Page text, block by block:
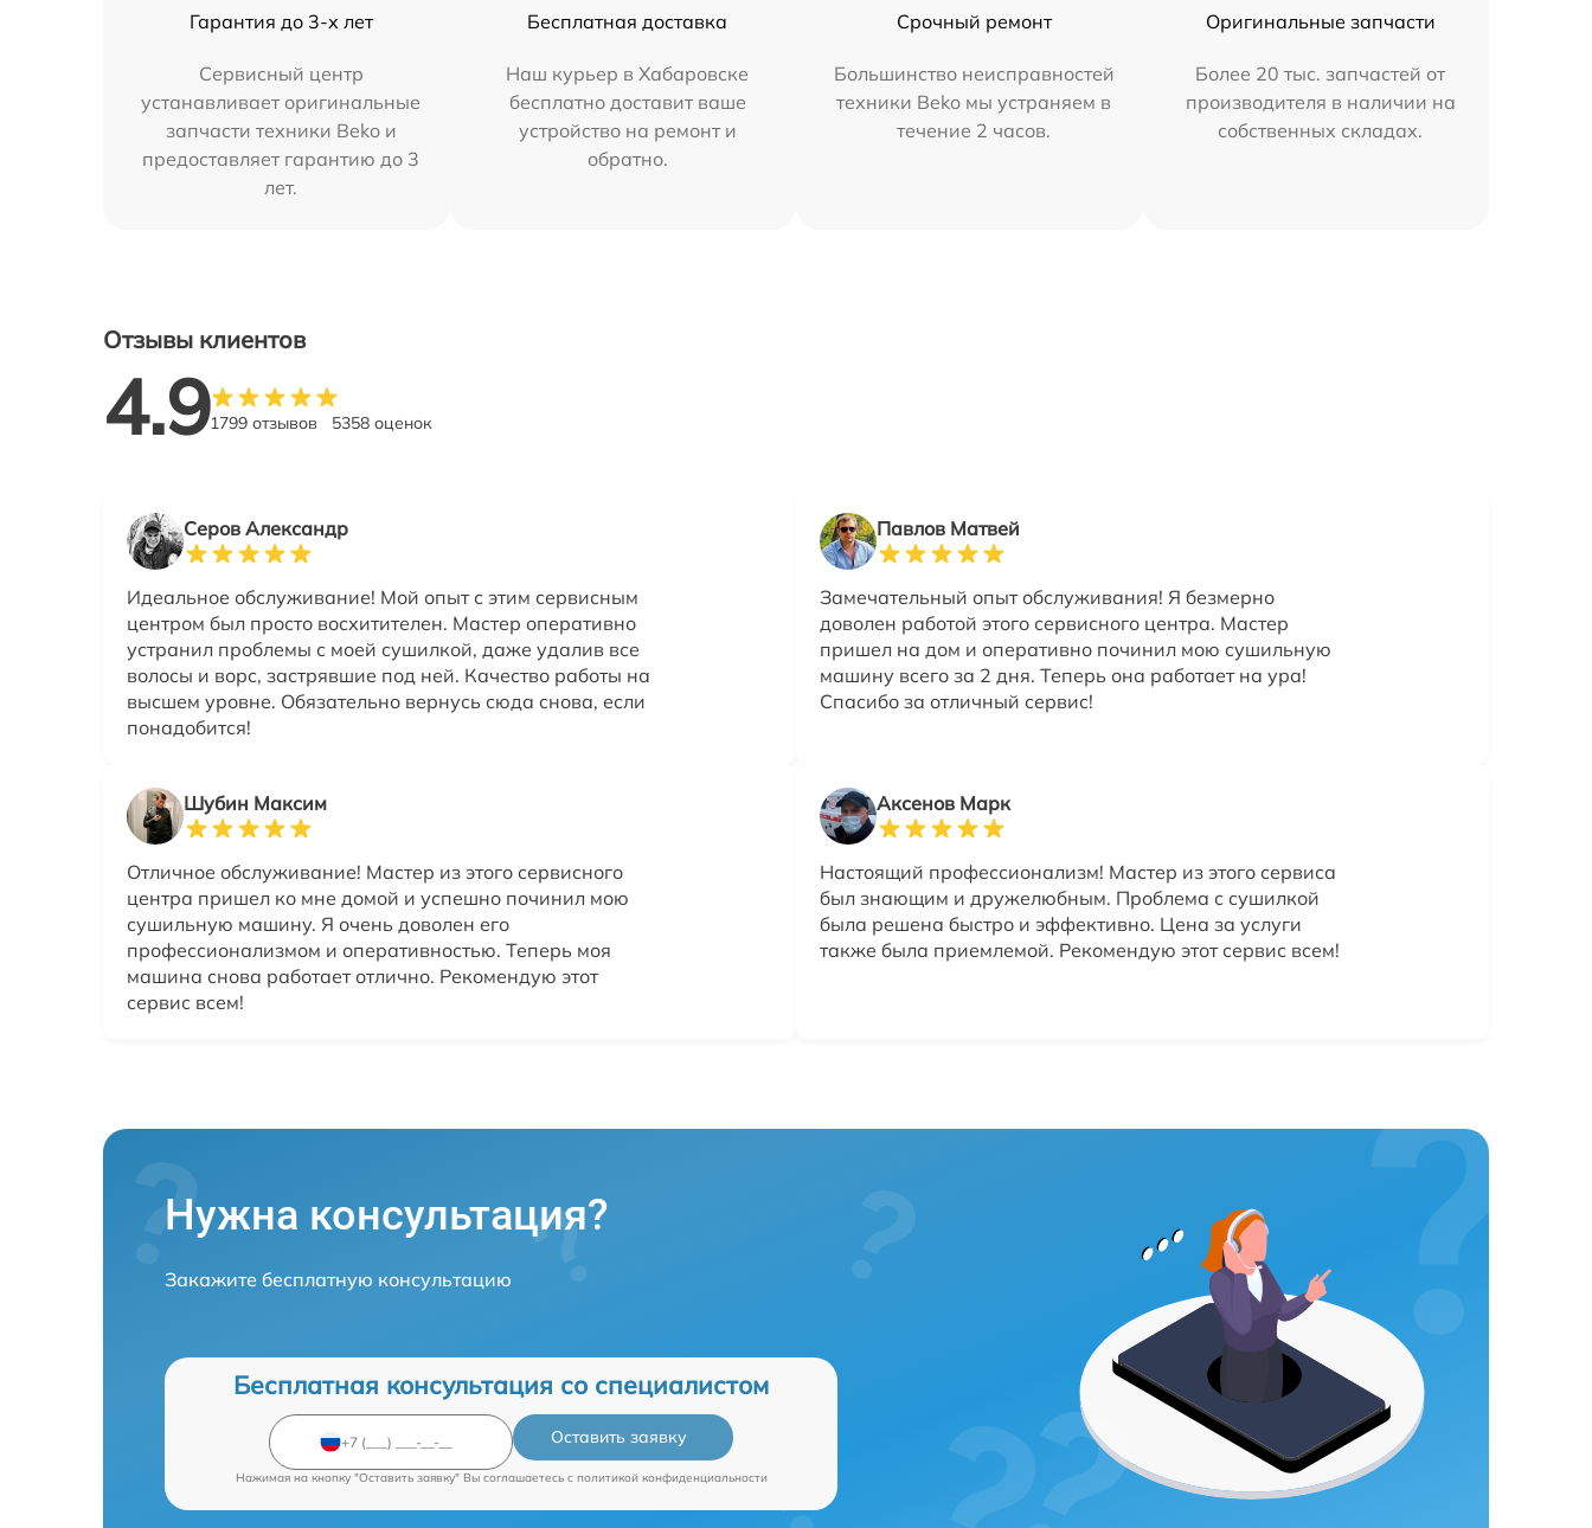
Гарантия до 3-х лет
Сервисный центр
устанавливает оригинальные
запчасти техники Beko и
предоставляет гарантию до 3
лет.
Бесплатная доставка
Наш курьер в Хабаровске
бесплатно доставит ваше
устройство на ремонт и
обратно.
Срочный ремонт
Большинство неисправностей
техники Beko мы устраняем в
течение 2 часов.
Оригинальные запчасти
Более 20 тыс. запчастей от
производителя в наличии на
собственных складах.
Отзывы клиентов
4.91799 отзывов 5358 оценок
Серов Александр
Идеальное обслуживание! Мой опыт с этим сервисным
центром был просто восхитителен. Мастер оперативно
устранил проблемы с моей сушилкой, даже удалив все
волосы и ворс, застрявшие под ней. Качество работы на
высшем уровне. Обязательно вернусь сюда снова, если
понадобится!
Павлов Матвей
Замечательный опыт обслуживания! Я безмерно
доволен работой этого сервисного центра. Мастер
пришел на дом и оперативно починил мою сушильную
машину всего за 2 дня. Теперь она работает на ура!
Спасибо за отличный сервис!
Шубин Максим
Отличное обслуживание! Мастер из этого сервисного
центра пришел ко мне домой и успешно починил мою
сушильную машину. Я очень доволен его
профессионализмом и оперативностью. Теперь моя
машина снова работает отлично. Рекомендую этот
сервис всем!
Аксенов Марк
Настоящий профессионализм! Мастер из этого сервиса
был знающим и дружелюбным. Проблема с сушилкой
была решена быстро и эффективно. Цена за услуги
также была приемлемой. Рекомендую этот сервис всем!
Нужна консультация?
Закажите бесплатную консультацию
Бесплатная консультация со специалистом
Оставить заявку
Нажимая на кнопку "Оставить заявку" Вы соглашаетесь c политикой конфиденциальности